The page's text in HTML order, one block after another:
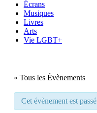
Écrans
Musiques
Livres
Arts
Vie LGBT+
« Tous les Évènements
Cet évènement est passé